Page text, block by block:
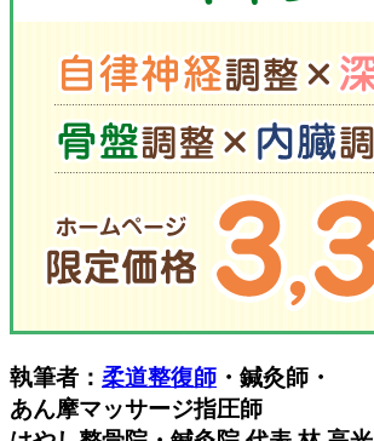
執筆者： 柔道整復師 ・鍼灸師・
あん摩マッサージ指圧師